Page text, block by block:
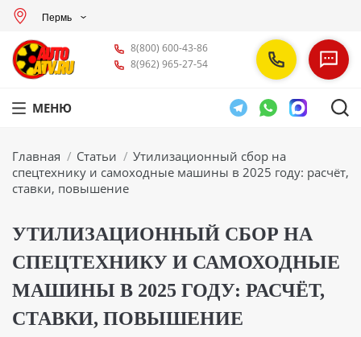
Пермь
8(800) 600-43-86
8(962) 965-27-54
МЕНЮ
Вы здесь:
Главная Статьи
Утилизационный сбор на
спецтехнику и самоходные машины в 2025 году: расчёт,
ставки, повышение
УТИЛИЗАЦИОННЫЙ СБОР НА
СПЕЦТЕХНИКУ И САМОХОДНЫЕ
МАШИНЫ В 2025 ГОДУ: РАСЧЁТ,
СТАВКИ, ПОВЫШЕНИЕ